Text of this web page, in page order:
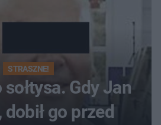
STRASZNE!
sołtysa. Gdy Jan
dobił go przed